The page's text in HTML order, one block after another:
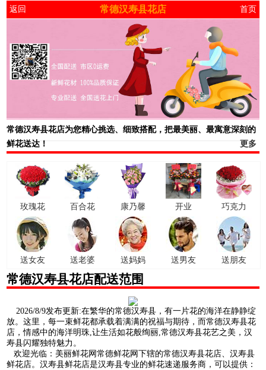
返回 常德汉寿县花店 首页
常德汉寿县花店为您精心挑选、细致搭配，把最美丽、最寓意深刻的
鲜花送达！
更多
玫瑰花 百合花 康乃馨 开业 巧克力
送女友 送老婆 送妈妈 送男友 送朋友
常德汉寿县花店配送范围
2026/8/9发布更新:在繁华的常德汉寿县，有一片花的海洋在静静绽
放。这里，每一束鲜花都承载着满满的祝福与期待，而常德汉寿县花
店，情感中的海洋明珠,让生活如花般绚丽,常德汉寿县花艺之美，汉
寿县闪耀独特魅力。
欢迎光临：美丽鲜花网常德鲜花网下辖的常德汉寿县花店、汉寿县
鲜花店。汉寿县鲜花店是汉寿县专业的鲜花速递服务商，可以提供：